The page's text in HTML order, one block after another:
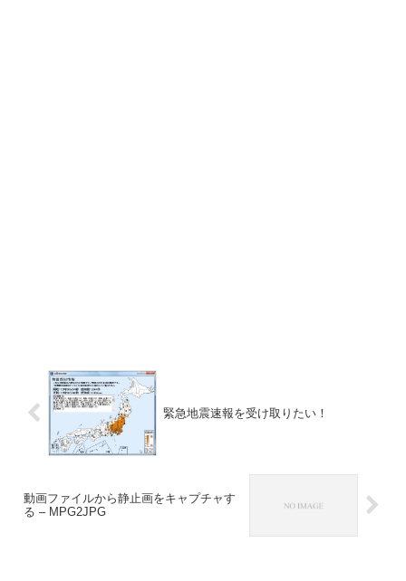
緊急地震速報を受け取りたい！
動画ファイルから静止画をキャプチャす
る – MPG2JPG